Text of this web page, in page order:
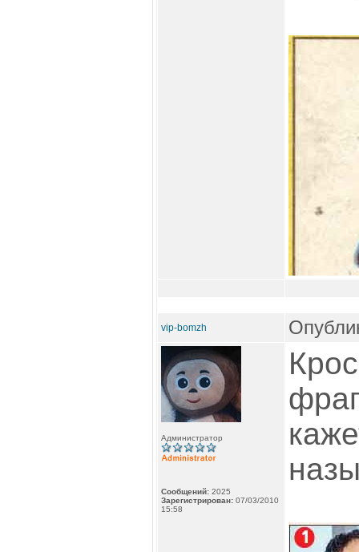
vip-bomzh
Администратор
Сообщений: 2025
Зарегистрирован: 07/03/2010
15:58